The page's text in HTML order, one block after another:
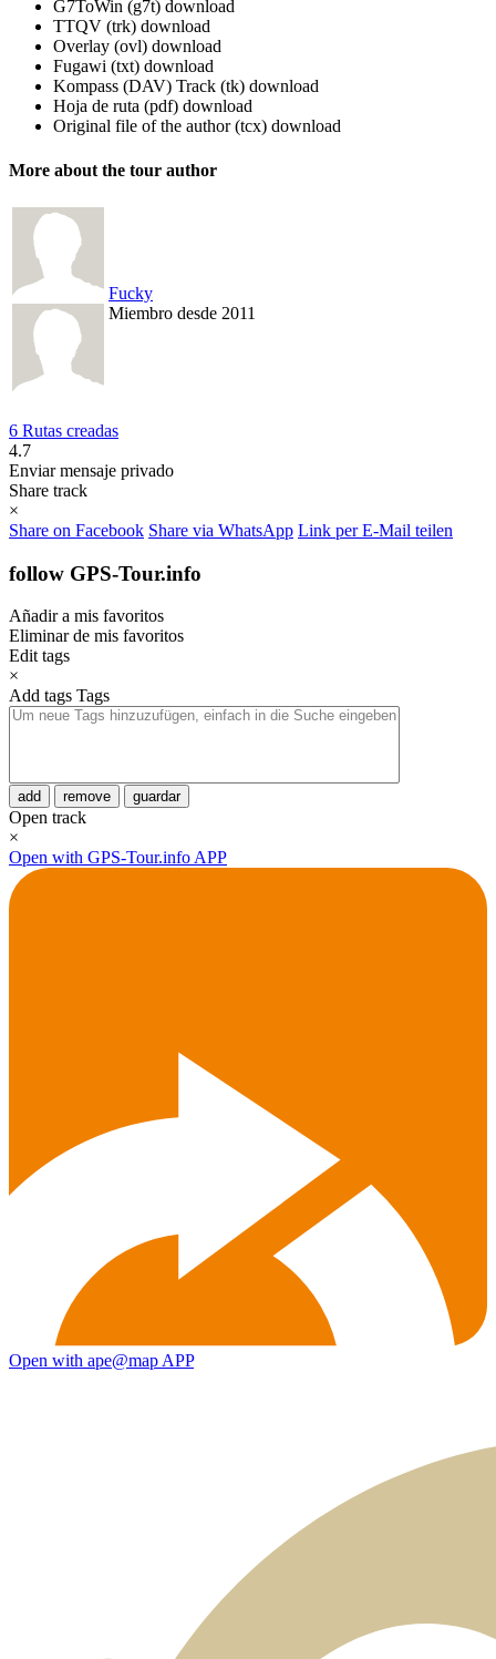
G7ToWin (g7t) download
TTQV (trk) download
Overlay (ovl) download
Fugawi (txt) download
Kompass (DAV) Track (tk) download
Hoja de ruta (pdf) download
Original file of the author (tcx) download
More about the tour author
Fucky
Miembro desde 2011
6 Rutas creadas
4.7
Enviar mensaje privado
Share track
×
Share on Facebook Share via WhatsApp Link per E-Mail teilen
follow GPS-Tour.info
Añadir a mis favoritos
Eliminar de mis favoritos
Edit tags
×
Add tags Tags
add remove guardar
Open track
×
Open with GPS-Tour.info APP
Open with ape@map APP